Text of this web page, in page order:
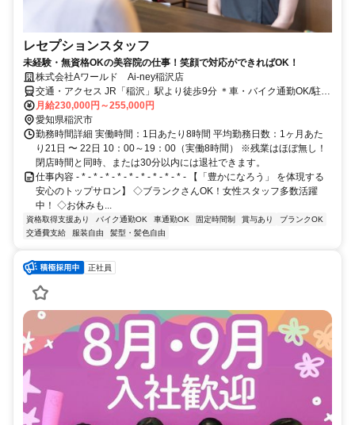
レセプションスタッフ
未経験・無資格OKの美容院の仕事！笑顔で対応ができればOK！
株式会社Aワールド Ai-ney稲沢店
交通・アクセス JR「稲沢」駅より徒歩9分 ＊車・バイク通勤OK/駐車
場完備
月給230,000円～255,000円
愛知県稲沢市
勤務時間詳細 実働時間：1日あたり8時間 平均勤務日数：1ヶ月あた
り21日 〜 22日 10：00～19：00（実働8時間） ※残業はほぼ無し！
閉店時間と同時、または30分以内には退社できます。
仕事内容 - * - * - * - * - * - * - * - * - * - 【「豊かになろう」 を体現する
安心のトップサロン】 ◇ブランクさんOK！女性スタッフ多数活躍
中！ ◇お休みも...
資格取得支援あり バイク通勤OK 車通勤OK 固定時間制 賞与あり
ブランクOK
交通費支給
服装自由 髪型・髪色自由
正社員